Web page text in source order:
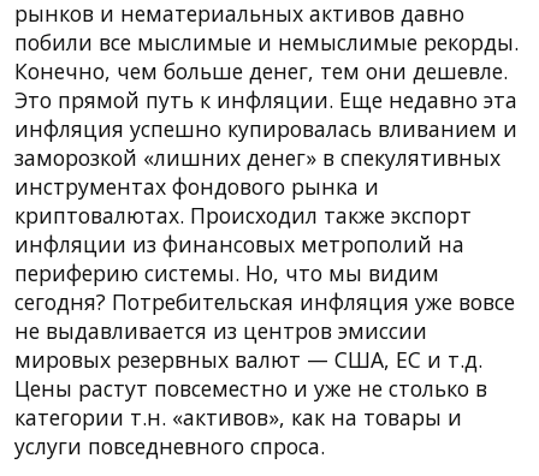
рынков и нематериальных активов давно
побили все мыслимые и немыслимые рекорды.
Конечно, чем больше денег, тем они дешевле.
Это прямой путь к инфляции. Еще недавно эта
инфляция успешно купировалась вливанием и
заморозкой «лишних денег» в спекулятивных
инструментах фондового рынка и
криптовалютах. Происходил также экспорт
инфляции из финансовых метрополий на
периферию системы. Но, что мы видим
сегодня? Потребительская инфляция уже вовсе
не выдавливается из центров эмиссии
мировых резервных валют — США, ЕС и т.д.
Цены растут повсеместно и уже не столько в
категории т.н. «активов», как на товары и
услуги повседневного спроса.